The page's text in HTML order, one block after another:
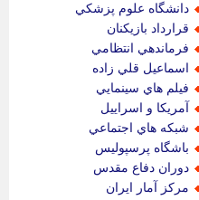
دانشگاه علوم پزشكي
قرارداد بازيكنان
فرماندهي انتظامي
اسماعيل قلي زاده
فيلم هاي سينمايي
آمريكا و اسراييل
شبكه هاي اجتماعي
باشگاه پرسپوليس
دوران دفاع مقدس
مركز آمار ايران